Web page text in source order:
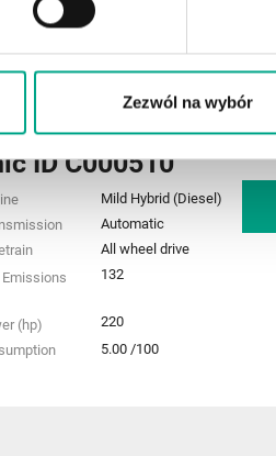
Zezwól na wybór
Mercedes-Benz
E 220 d mHEV
AMG 9G-
ID C000510
Mild Hybrid (Diesel)
Automatic
All wheel drive
Emissions
132
(hp)
220
5.00 /100